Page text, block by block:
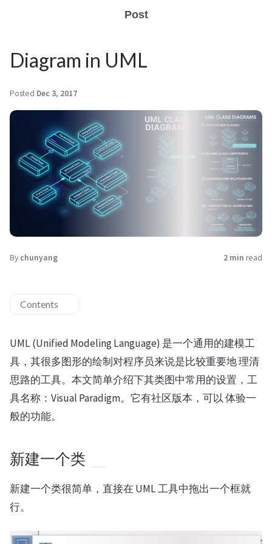
Post
Diagram in UML
Posted Dec 3, 2017
By chunyang 2 min read
Contents
UML (Unified Modeling Language) 是一个通用的建模工
具，其很多图形的绘制对程序员来说是比较重要地 理清
思路的工具。本文简单介绍下其类图中常用的设置，工
具名称：Visual Paradigm。它有社区版本，可以 体验一
般的功能。
新建一个类
新建一个类很简单，直接在 UML 工具中拖出一个框就
行。